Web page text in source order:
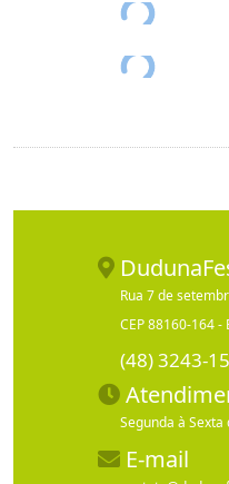
Rua 7 de
CEP 88160-164 -
(48) 3243-
Segunda à Sexta
E-mail